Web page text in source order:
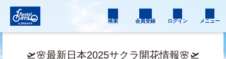
検索 会員登録 ログイン メニュー
🛫🌸最新日本2025サクラ開花情報🌸🛫